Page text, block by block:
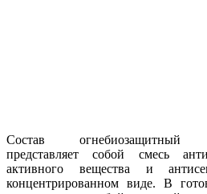
Состав огнебиозащитный
представляет собой смесь
активного вещества и
концентрированном виде. В